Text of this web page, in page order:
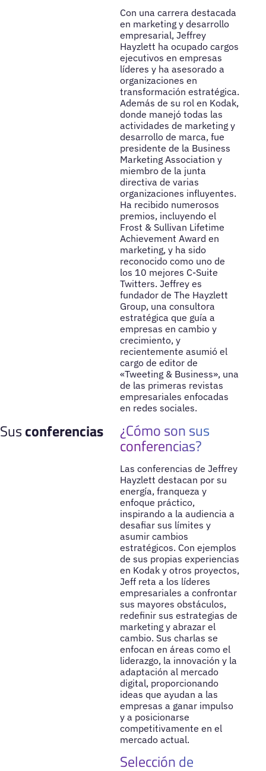
Con una carrera destacada
en marketing y desarrollo
empresarial, Jeffrey
Hayzlett ha ocupado cargos
ejecutivos en empresas
líderes y ha asesorado a
organizaciones en
transformación estratégica.
Además de su rol en Kodak,
donde manejó todas las
actividades de marketing y
desarrollo de marca, fue
presidente de la Business
Marketing Association y
miembro de la junta
directiva de varias
organizaciones influyentes.
Ha recibido numerosos
premios, incluyendo el
Frost & Sullivan Lifetime
Achievement Award en
marketing, y ha sido
reconocido como uno de
los 10 mejores C-Suite
Twitters. Jeffrey es
fundador de The Hayzlett
Group, una consultora
estratégica que guía a
empresas en cambio y
crecimiento, y
recientemente asumió el
cargo de editor de
«Tweeting & Business», una
de las primeras revistas
empresariales enfocadas
en redes sociales.
Susconferencias ¿Cómo son sus
conferencias?
Las conferencias de Jeffrey
Hayzlett destacan por su
energía, franqueza y
enfoque práctico,
inspirando a la audiencia a
desafiar sus límites y
asumir cambios
estratégicos. Con ejemplos
de sus propias experiencias
en Kodak y otros proyectos,
Jeff reta a los líderes
empresariales a confrontar
sus mayores obstáculos,
redefinir sus estrategias de
marketing y abrazar el
cambio. Sus charlas se
enfocan en áreas como el
liderazgo, la innovación y la
adaptación al mercado
digital, proporcionando
ideas que ayudan a las
empresas a ganar impulso
y a posicionarse
competitivamente en el
mercado actual.
Selección de